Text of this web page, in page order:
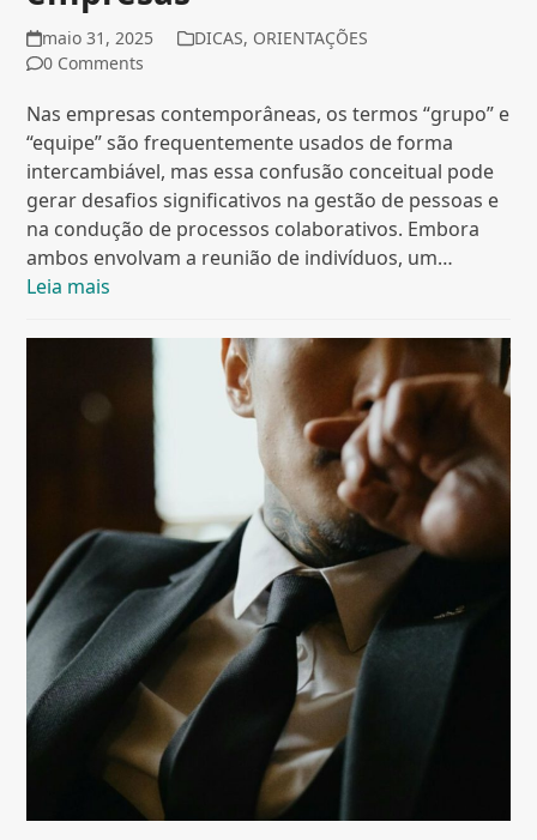
maio 31, 2025 DICAS, ORIENTAÇÕES
0 Comments
Nas empresas contemporâneas, os termos “grupo” e
“equipe” são frequentemente usados de forma
intercambiável, mas essa confusão conceitual pode
gerar desafios significativos na gestão de pessoas e
na condução de processos colaborativos. Embora
ambos envolvam a reunião de indivíduos, um…
Leia mais